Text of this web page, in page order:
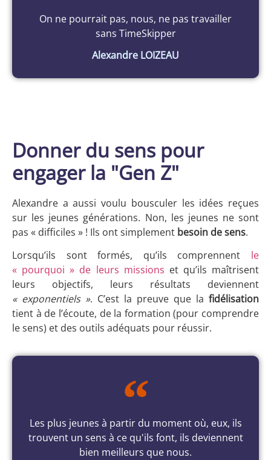
On ne pourrait pas, nous, ne pas travailler
sans TimeSkipper
Alexandre LOIZEAU
Donner du sens pour
engager la "Gen Z"
Alexandre a aussi voulu bousculer les idées reçues
sur les jeunes générations. Non, les jeunes ne sont
pas « difficiles » ! Ils ont simplement besoin desens.
Lorsqu’ils sont formés, qu’ils comprennent le
« pourquoi » de leurs missions et qu’ils maîtrisent
leurs objectifs, leurs résultats deviennent
« exponentiels ». C’est la preuve que la fidélisation
tient à de l’écoute, de la formation (pour comprendre
le sens) et des outils adéquats pour réussir.
Les plus jeunes à partir du moment où, eux, ils
trouvent un sens à ce qu'ils font, ils deviennent
bien meilleurs que nous.